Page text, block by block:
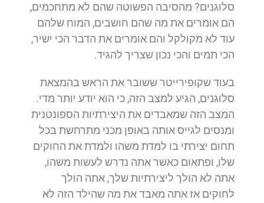
סלוגנים? מהסיבה הפשוטה שהם לא מתחכמים,
הם אומרים את מה שהם חושבים, המוח שלהם
עוד לא מקולקל והם אומרים את הדבר הכי ישיר,
הכי תמים והכי נכון שצריך להגיד.
בעוד שקופירייטר ששובר את הראש בהמצאת
סלוגנים, הגיע למצב הזה, כי הוא יודע יותר מדי.
המצב הזה שמאבדים את היצירתיות הספונטנית
ומנסים לגייס אותה באופן מכני מתרחשת בכל
תחום יצירתי בו למדת משהו ולמדת את החוקים
שלו, ופתאום כאשר אתה נדרש לעשות משהו,
אתה לא הולך ליצירתיות שלך, אתה הולך
לחוקים אז אתה מאבד את מה שהילד הזה לא